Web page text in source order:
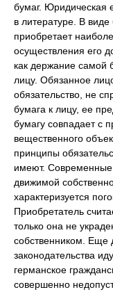
бумаг. Юридическая
в литературе. В
приобретает
осуществления его
как держание самой
лицу. Обязанное
обязательство, не
бумага к лицу, ее
бумагу совпадает с
вещественного
принципы
имеют. Современные
движимой
характеризуется
Приобретатель
только она не
собственником. Еще
законодательства
германское
совершенно